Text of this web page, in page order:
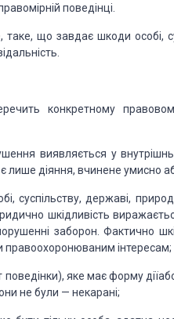
поведінці.
таке, що завдає шкоди особі,
ність.
конкретному
виявляється у
лише діяння, вчинене умисно
суспільству, державі,
дично шкідливість
заборон. Фактично
правоохоронюваним інтересам;
поведінки), яке має форму
не були — некарані;